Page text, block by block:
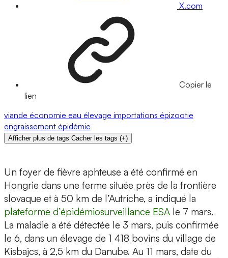
X.com
Copier le
lien
viande économie eau élevage importations épizootie
engraissement épidémie
Afficher plus de tags Cacher les tags (+)
Un foyer de fièvre aphteuse a été confirmé en
Hongrie dans une ferme située près de la frontière
slovaque et à 50 km de l’Autriche, a indiqué la
plateforme d’épidémiosurveillance ESA le 7 mars.
La maladie a été détectée le 3 mars, puis confirmée
le 6, dans un élevage de 1 418 bovins du village de
Kisbajcs, à 2,5 km du Danube. Au 11 mars, date du